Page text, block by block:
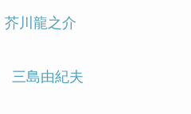
芥川龍之介
三島由紀夫